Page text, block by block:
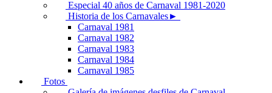
Especial 40 años de Carnaval 1981-2020
Historia de los Carnavales►
Carnaval 1981
Carnaval 1982
Carnaval 1983
Carnaval 1984
Carnaval 1985
Fotos